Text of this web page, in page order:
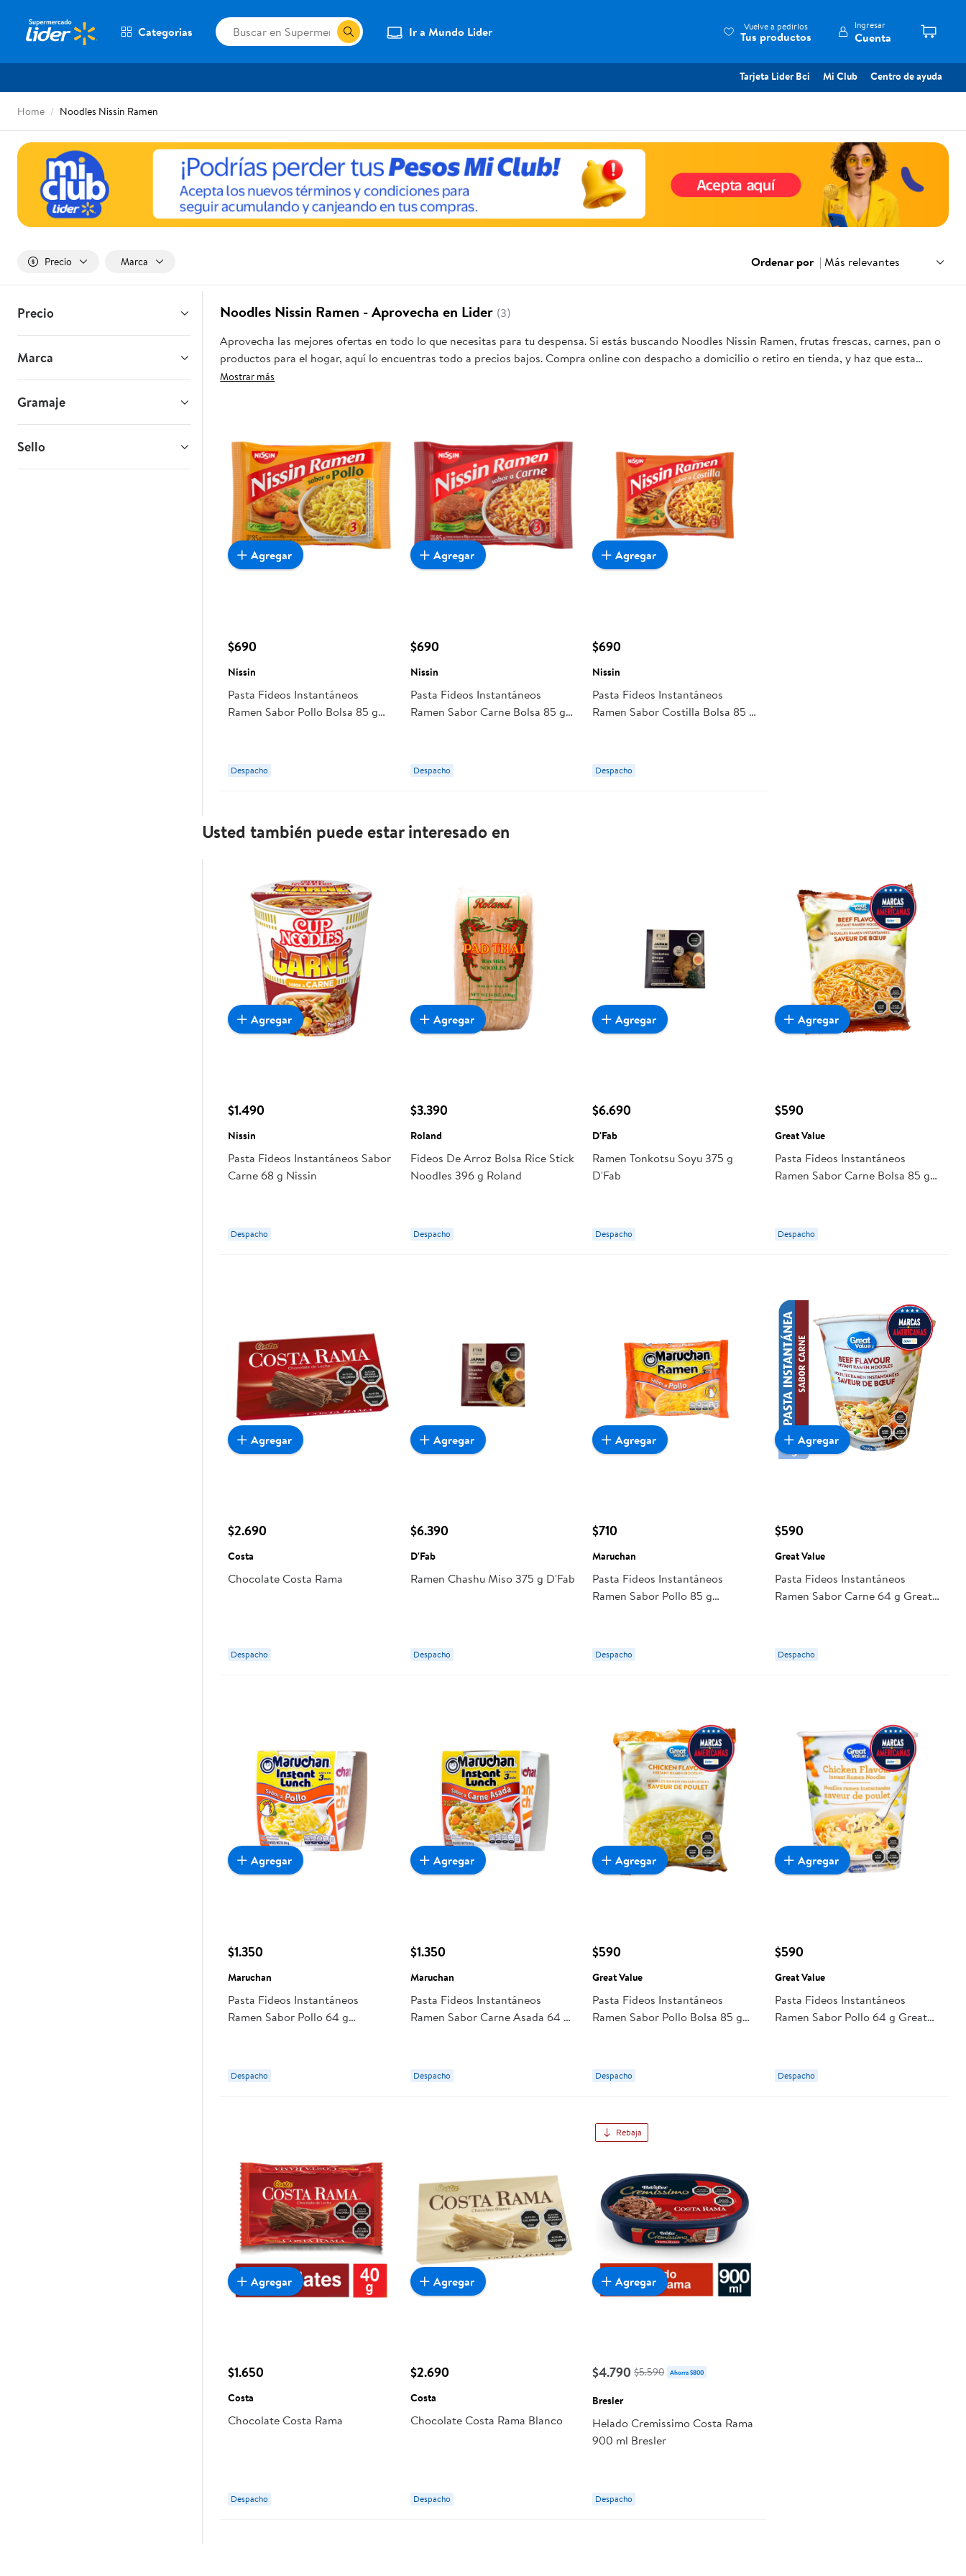
Categorias Ir a Mundo Lider Vuelve a pedirlos
Tus productos
Ingresar
Cuenta
Tarjeta Lider Bci Mi Club Centro de ayuda
Home Noodles Nissin Ramen
Precio Marca Ordenar por | Más relevantes
Precio
Marca
Gramaje
Sello
Noodles Nissin Ramen - Aprovecha en Lider (3)
Aprovecha las mejores ofertas en todo lo que necesitas para tu despensa. Si estás buscando Noodles Nissin Ramen, frutas frescas, carnes, pan o
productos para el hogar, aquí lo encuentras todo a precios bajos. Compra online con despacho a domicilio o retiro en tienda, y haz que esta
oportunidad sea realmente conveniente para ti y tu familia.
Mostrar más
$690
Nissin
Pasta Fideos Instantáneos
Ramen Sabor Pollo Bolsa 85 g
Despacho
Agregar
$690
Nissin
Pasta Fideos Instantáneos
Ramen Sabor Carne Bolsa 85 g
Despacho
Agregar
$690
Nissin
Pasta Fideos Instantáneos
Ramen Sabor Costilla Bolsa 85 g
Despacho
Agregar
Usted también puede estar interesado en
$1.490
Nissin
Pasta Fideos Instantáneos Sabor
Carne 68 g Nissin
Despacho
Agregar
$3.390
Roland
Fideos De Arroz Bolsa Rice Stick
Noodles 396 g Roland
Despacho
Agregar
$6.690
D'Fab
Ramen Tonkotsu Soyu 375 g
D'Fab
Despacho
Agregar
$590
Great Value
Pasta Fideos Instantáneos
Ramen Sabor Carne Bolsa 85 g
Despacho
Agregar
$2.690
Costa
Chocolate Costa Rama
Despacho
Agregar
$6.390
D'Fab
Ramen Chashu Miso 375 g D'Fab
Despacho
Agregar
$710
Maruchan
Pasta Fideos Instantáneos
Ramen Sabor Pollo 85 g
Despacho
Agregar
$590
Great Value
Pasta Fideos Instantáneos
Ramen Sabor Carne 64 g Great
Despacho
Agregar
$1.350
Maruchan
Pasta Fideos Instantáneos
Ramen Sabor Pollo 64 g
Despacho
Agregar
$1.350
Maruchan
Pasta Fideos Instantáneos
Ramen Sabor Carne Asada 64 g
Despacho
Agregar
$590
Great Value
Pasta Fideos Instantáneos
Ramen Sabor Pollo Bolsa 85 g
Despacho
Agregar
$590
Great Value
Pasta Fideos Instantáneos
Ramen Sabor Pollo 64 g Great
Despacho
Agregar
$1.650
Costa
Chocolate Costa Rama
Despacho
Agregar
$2.690
Costa
Chocolate Costa Rama Blanco
Despacho
Agregar
Rebaja
$4.790 $5.590 Ahorra $800
Bresler
Helado Cremissimo Costa Rama
900 ml Bresler
Despacho
Agregar